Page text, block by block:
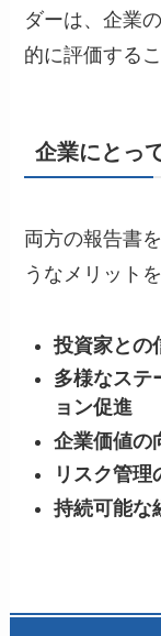
ダーは、企業
的に評価する
企業にとっ
両方の報告書
うなメリット
投資家との
多様なステ
ョン促進
企業価値の
リスク管理
持続可能な